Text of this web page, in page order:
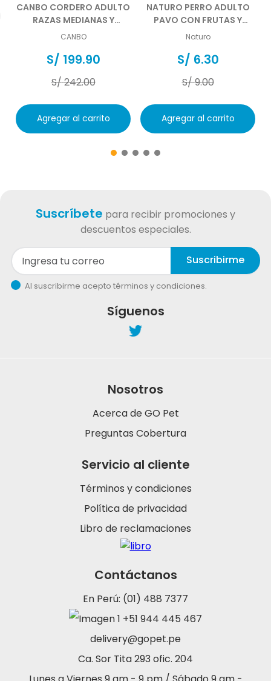
CANBO CORDERO ADULTO
RAZAS MEDIANAS Y
GRANDES 15 KG
CANBO
S/ 199.90
S/242.00
Agregar al carrito
NATURO PERRO ADULTO
PAVO CON FRUTAS Y
VEGETALES POUCH 100 GR
Naturo
S/ 6.30
S/9.00
Agregar al carrito
Suscríbete para recibir promociones y
descuentos especiales.
Suscribirme
Al suscribirme acepto términos y condiciones.
Síguenos
Contáctanos
En Perú: (01) 488 7377
+51 944 445 467
delivery@gopet.pe
Ca. Sor Tita 293 ofic. 204
Servicio al cliente
Términos y condiciones
Política de privacidad
Libro de reclamaciones
Nosotros
Acerca de GO Pet
Preguntas Cobertura